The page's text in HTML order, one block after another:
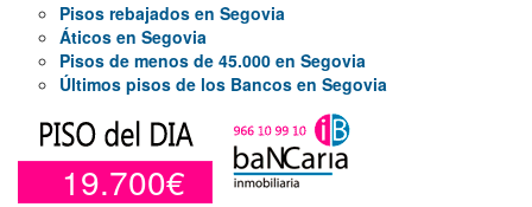
Pisos rebajados en Segovia
Áticos en Segovia
Pisos de menos de 45.000 en Segovia
Últimos pisos de los Bancos en Segovia
19.700€